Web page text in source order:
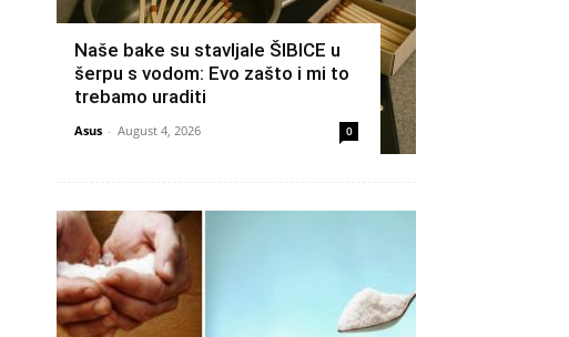
Naše bake su stavljale ŠIBICE u
šerpu s vodom: Evo zašto i mi to
trebamo uraditi
Asus - August 4, 2026 0